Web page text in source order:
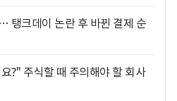
탱크데이 논란 후 바뀐 결제 순
?" 주식할 때 주의해야 할 회사